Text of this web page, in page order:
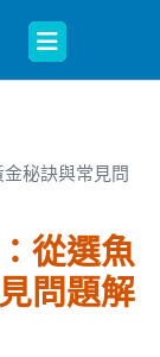
Open
Button
秘訣與常見問
從選魚
問題解